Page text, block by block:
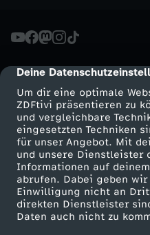
cmp-dialog-
Deine
Um dir eine optimale
ZDFtivi präsentieren zu
und vergleichbare
eingesetzten Techniken
für unser Angebot. Mit
und unsere Dienstleister
Informationen auf
abrufen. Dabei geben
Einwilligung nicht an
direkten Dienstleister
Daten auch nicht zu
Mehr ZDF
ZDF-Apps
Smart TV
ZDFtext